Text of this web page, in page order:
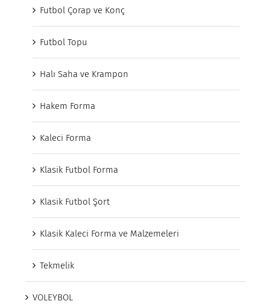
Futbol Çorap ve Konç
Futbol Topu
Halı Saha ve Krampon
Hakem Forma
Kaleci Forma
Klasik Futbol Forma
Klasik Futbol Şort
Klasik Kaleci Forma ve Malzemeleri
Tekmelik
VOLEYBOL